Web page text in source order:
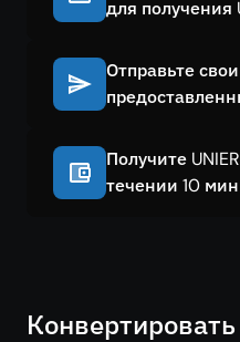
для получения
Отправьте
Получите
течении 10